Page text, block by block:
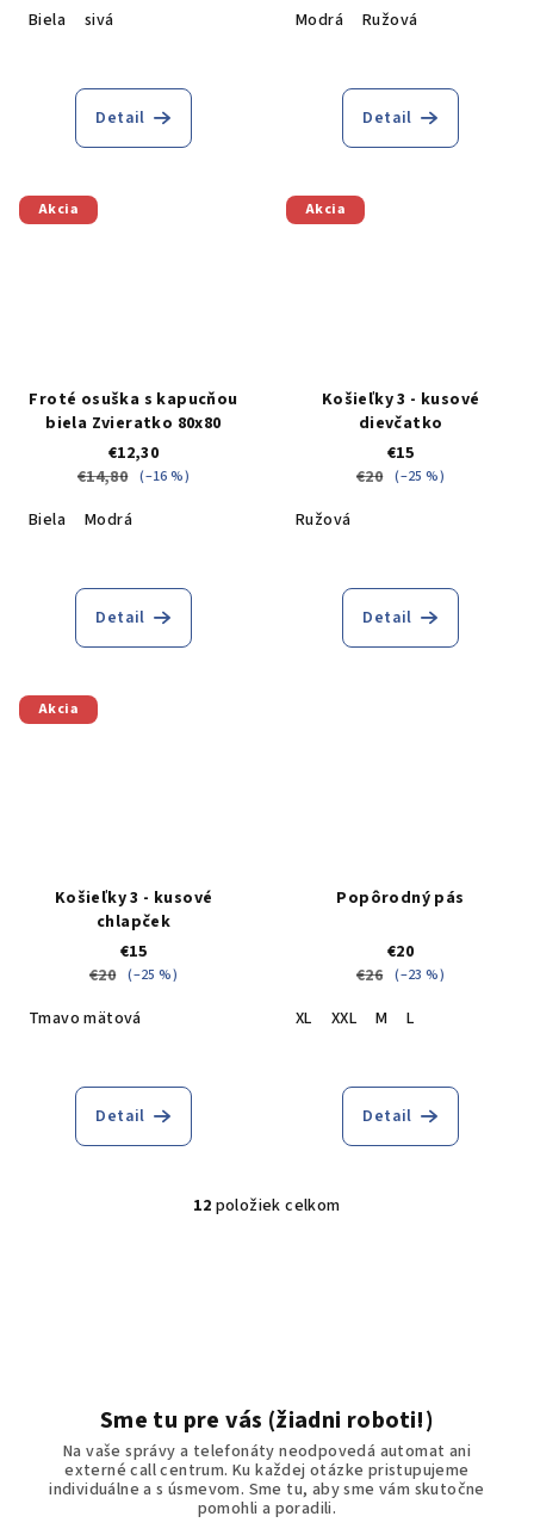
Biela sivá
Detail
Modrá Ružová
Detail
Akcia
Froté osuška s kapucňou
biela Zvieratko 80x80
€12,30
€14,80 (–16 %)
Biela Modrá
Detail
Akcia
Košieľky 3 - kusové
dievčatko
€15
€20 (–25 %)
Ružová
Detail
Akcia
Košieľky 3 - kusové
chlapček
€15
€20 (–25 %)
Tmavo mätová
Detail
Popôrodný pás
€20
€26 (–23 %)
XL XXL M L
Detail
O
i
e
p
r
v
12 položiek celkom
Sme tu pre vás (žiadni roboti!)
Na vaše správy a telefonáty neodpovedá automat ani
externé call centrum. Ku každej otázke pristupujeme
individuálne a s úsmevom. Sme tu, aby sme vám skutočne
pomohli a poradili.